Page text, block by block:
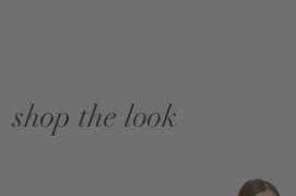
shop the look